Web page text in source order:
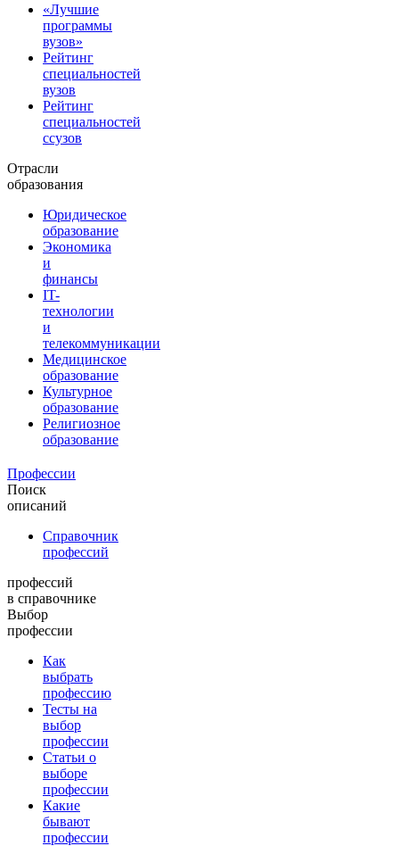
«Лучшие
программы
вузов»
Рейтинг
специальностей
вузов
Рейтинг
специальностей
ссузов
Отрасли
образования
Юридическое
образование
Экономика
и
финансы
IT-
технологии
и
телекоммуникации
Медицинское
образование
Культурное
образование
Религиозное
образование
Профессии
Поиск
описаний
Справочник
профессий
профессий
в справочнике
Выбор
профессии
Как
выбрать
профессию
Тесты на
выбор
профессии
Статьи о
выборе
профессии
Какие
бывают
профессии